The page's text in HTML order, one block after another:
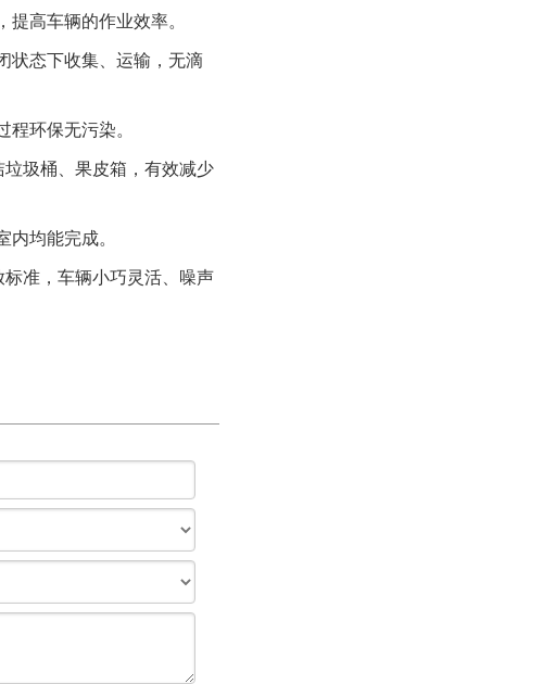
高车辆的作业效率。
态下收集、运输，无滴
环保无污染。
圾桶、果皮箱，有效减少
均能完成。
准，车辆小巧灵活、噪声